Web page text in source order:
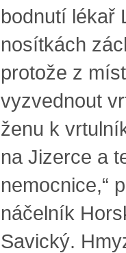
bodnutí lékař
nosítkách
protože z
vyzvednout
ženu k
na Jizerce a
nemocnice,“
náčelník
Savický.